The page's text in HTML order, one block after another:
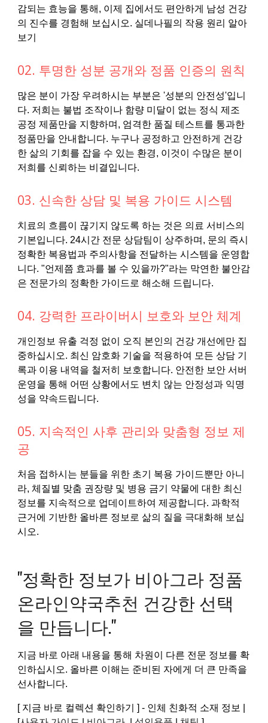
감되는 효능을 통해, 이제 집에서도 편안하게 남성 건강
의 진수를 경험해 보십시오. 실데나필의 작용 원리 알아
보기
02. 투명한 성분 공개와 정품 인증의 원칙
많은 분이 가장 우려하시는 부분은 '성분의 안전성'입니
다. 저희는 불법 조작이나 함량 미달이 없는 정식 제조
공정 제품만을 지향하며, 엄격한 품질 테스트를 통과한
정품만을 안내합니다. 누구나 공정하고 안전하게 건강
한 삶의 기회를 잡을 수 있는 환경, 이것이 수많은 분이
저희를 신뢰하는 비결입니다.
03. 신속한 상담 및 복용 가이드 시스템
치료의 흐름이 끊기지 않도록 하는 것은 의료 서비스의
기본입니다. 24시간 전문 상담팀이 상주하며, 문의 즉시
정확한 복용법과 주의사항을 전달하는 시스템을 운영합
니다. "언제쯤 효과를 볼 수 있을까?"라는 막연한 불안감
은 전문가의 정확한 가이드로 해소해 드립니다.
04. 강력한 프라이버시 보호와 보안 체계
개인정보 유출 걱정 없이 오직 본인의 건강 개선에만 집
중하십시오. 최신 암호화 기술을 적용하여 모든 상담 기
록과 이용 내역을 철저히 보호합니다. 안전한 보안 서버
운영을 통해 어떤 상황에서도 변치 않는 안정성과 익명
성을 약속드립니다.
05. 지속적인 사후 관리와 맞춤형 정보 제
공
처음 접하시는 분들을 위한 초기 복용 가이드뿐만 아니
라, 체질별 맞춤 권장량 및 병용 금기 약물에 대한 최신
정보를 지속적으로 업데이트하여 제공합니다. 과학적
근거에 기반한 올바른 정보로 삶의 질을 극대화해 보십
시오.
"정확한 정보가 비아그라 정품
온라인약국추천 건강한 선택
을 만듭니다."
지금 바로 아래 내용을 통해 차원이 다른 전문 정보를 확
인하십시오. 올바른 이해는 준비된 자에게 더 큰 만족을
선사합니다.
[ 지금 바로 컬렉션 확인하기 ] - 인체 친화적 소재 정보 |